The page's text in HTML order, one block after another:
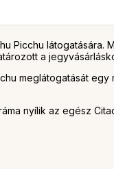
Picchu látogatására.
a
meglátogatását egy
nyílik az egész